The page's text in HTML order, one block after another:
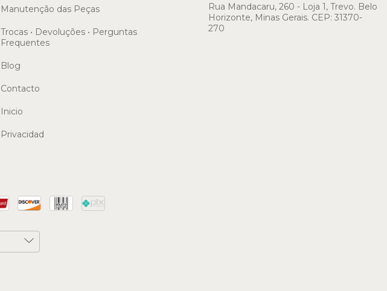
Manutenção das Peças
Trocas • Devoluções • Perguntas
Frequentes
Blog
Contacto
Inicio
Privacidad
Rua Mandacaru, 260 - Loja 1, Trevo. Belo
Horizonte, Minas Gerais. CEP: 31370-
270